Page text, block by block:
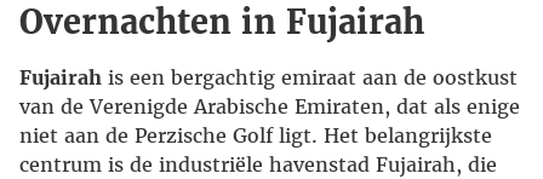
Overnachten in Fujairah
Fujairah is een bergachtig emiraat aan de oostkust
van de Verenigde Arabische Emiraten, dat als enige
niet aan de Perzische Golf ligt. Het belangrijkste
centrum is de industriële havenstad Fujairah, die